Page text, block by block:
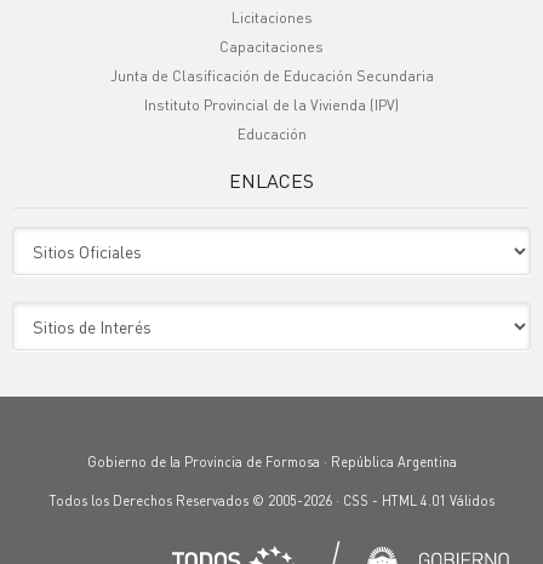
Licitaciones
Capacitaciones
Junta de Clasificación de Educación Secundaria
Instituto Provincial de la Vivienda (IPV)
Educación
ENLACES
Gobierno de la Provincia de Formosa · República Argentina
Todos los Derechos Reservados © 2005-2026 · CSS - HTML 4.01 Válidos